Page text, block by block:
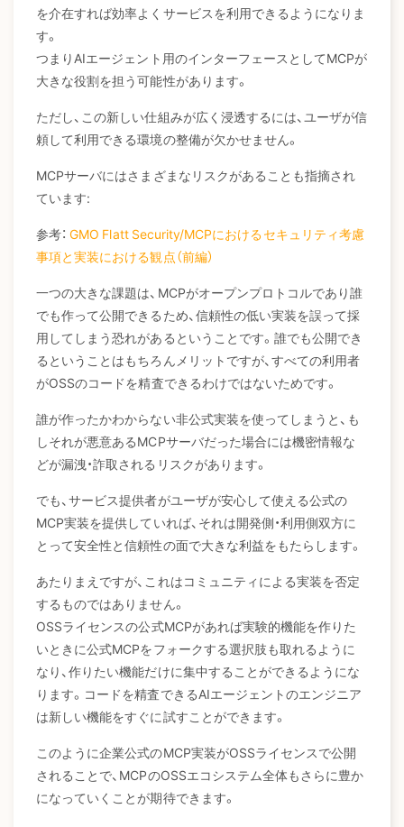
を介在すれば効率よくサービスを利用できるようになりま
す。
つまりAIエージェント用のインターフェースとしてMCPが
大きな役割を担う可能性があります。
ただし、この新しい仕組みが広く浸透するには、ユーザが信
頼して利用できる環境の整備が欠かせません。
MCPサーバにはさまざまなリスクがあることも指摘され
ています:
参考：GMO Flatt Security/MCPにおけるセキュリティ考慮
事項と実装における観点（前編）
一つの大きな課題は、MCPがオープンプロトコルであり誰
でも作って公開できるため、信頼性の低い実装を誤って採
用してしまう恐れがあるということです。誰でも公開でき
るということはもちろんメリットですが、すべての利用者
がOSSのコードを精査できるわけではないためです。
誰が作ったかわからない非公式実装を使ってしまうと、も
しそれが悪意あるMCPサーバだった場合には機密情報な
どが漏洩・詐取されるリスクがあります。
でも、サービス提供者がユーザが安心して使える公式の
MCP実装を提供していれば、それは開発側・利用側双方に
とって安全性と信頼性の面で大きな利益をもたらします。
あたりまえですが、これはコミュニティによる実装を否定
するものではありません。
OSSライセンスの公式MCPがあれば実験的機能を作りた
いときに公式MCPをフォークする選択肢も取れるように
なり、作りたい機能だけに集中することができるようにな
ります。コードを精査できるAIエージェントのエンジニア
は新しい機能をすぐに試すことができます。
このように企業公式のMCP実装がOSSライセンスで公開
されることで、MCPのOSSエコシステム全体もさらに豊か
になっていくことが期待できます。